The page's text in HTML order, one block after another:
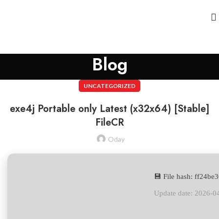
Blog
UNCATEGORIZED
exe4j Portable only Latest (x32x64) [Stable]
FileCR
Oday
💾 File hash:
Update date: 2026-